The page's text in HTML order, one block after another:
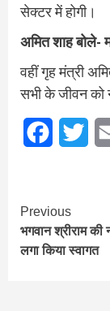
सेक्‍टर में होगी।
अमित शाह बोले-
वहीं गृह मंत्री
सभी के जीवन को
Facebook
Continue
Previous
भगवान श्रीराम की
लगा किया स्वागत